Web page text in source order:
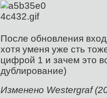
После обновления
хотя уменя уже сть
цифрой 1 и зачем это
дублирование)
Изменено Westergraf